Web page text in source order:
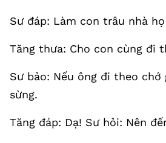
Sư đáp: Làm con trâu nhà
Tăng thưa: Cho con cùng đi
Sư bảo: Nếu ông đi theo chớ
sừng.
Tăng đáp: Dạ! Sư hỏi: Nên